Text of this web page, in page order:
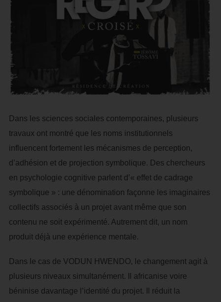
Dans les sciences sociales contemporaines, plusieurs
travaux ont montré que les noms institutionnels
influencent fortement les mécanismes de perception,
d’adhésion et de projection symbolique. Des chercheurs
en psychologie cognitive parlent d’« effet de cadrage
symbolique » : une dénomination façonne les imaginaires
collectifs associés à un projet avant même que son
contenu ne soit expérimenté. Autrement dit, un nom
produit déjà une expérience mentale.
Dans le cas de VODUN HWENDO, le changement agit à
plusieurs niveaux simultanément. Il africanise voire
béninise davantage l’identité du projet. Il réduit la